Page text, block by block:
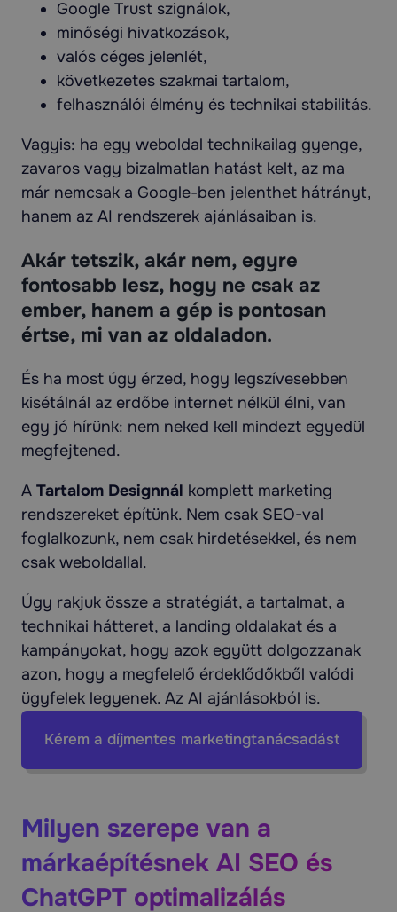
Google Trust szignálok,
minőségi hivatkozások,
valós céges jelenlét,
következetes szakmai tartalom,
felhasználói élmény és technikai stabilitás.
Vagyis: ha egy weboldal technikailag gyenge,
zavaros vagy bizalmatlan hatást kelt, az ma
már nemcsak a Google-ben jelenthet hátrányt,
hanem az AI rendszerek ajánlásaiban is.
Akár tetszik, akár nem, egyre
fontosabb lesz, hogy ne csak az
ember, hanem a gép is pontosan
értse, mi van az oldaladon.
És ha most úgy érzed, hogy legszívesebben
kisétálnál az erdőbe internet nélkül élni, van
egy jó hírünk: nem neked kell mindezt egyedül
megfejtened.
A Tartalom Designnál komplett marketing
rendszereket építünk. Nem csak SEO-val
foglalkozunk, nem csak hirdetésekkel, és nem
csak weboldallal.
Úgy rakjuk össze a stratégiát, a tartalmat, a
technikai hátteret, a landing oldalakat és a
kampányokat, hogy azok együtt dolgozzanak
azon, hogy a megfelelő érdeklődőkből valódi
ügyfelek legyenek. Az AI ajánlásokból is.
Kérem a díjmentes marketingtanácsadást
Milyen szerepe van a
márkaépítésnek AI SEO és
ChatGPT optimalizálás